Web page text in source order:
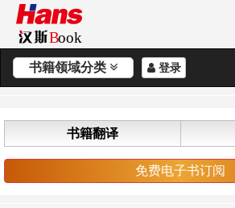
书籍领域分类 登录
书籍翻译
免费电子书订阅